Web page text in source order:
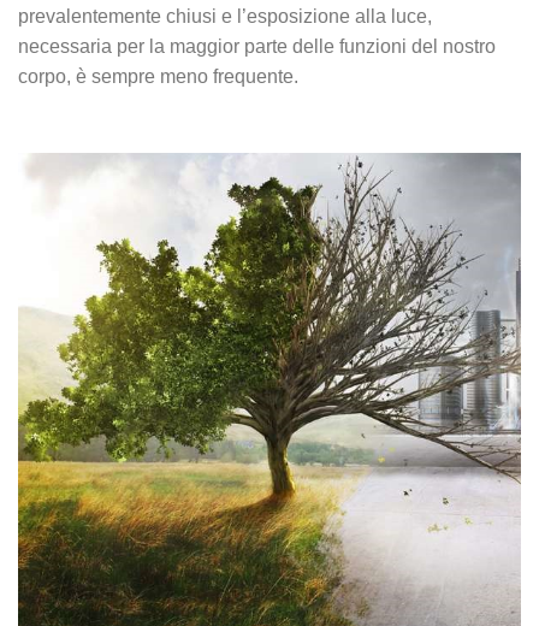
prevalentemente chiusi e l’esposizione alla luce,
necessaria per la maggior parte delle funzioni del nostro
corpo, è sempre meno frequente.